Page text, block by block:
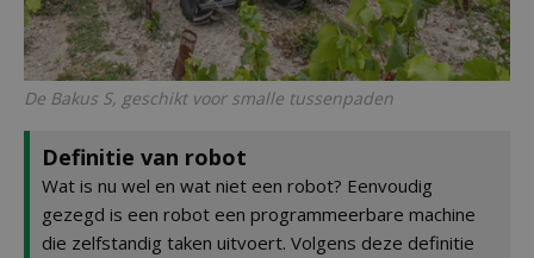
De Bakus S, geschikt voor smalle tussenpaden
Definitie van robot
Wat is nu wel en wat niet een robot? Eenvoudig
gezegd is een robot een programmeerbare machine
die zelfstandig taken uitvoert. Volgens deze definitie